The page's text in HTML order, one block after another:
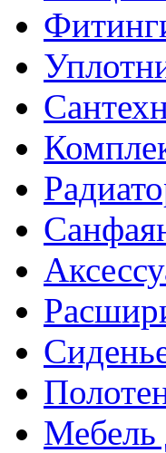
Мебель